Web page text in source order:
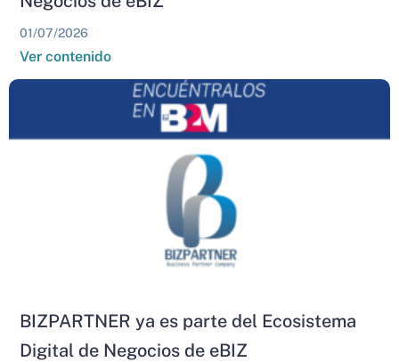
01/07/2026
Ver contenido
BIZPARTNER ya es parte del Ecosistema
Digital de Negocios de eBIZ